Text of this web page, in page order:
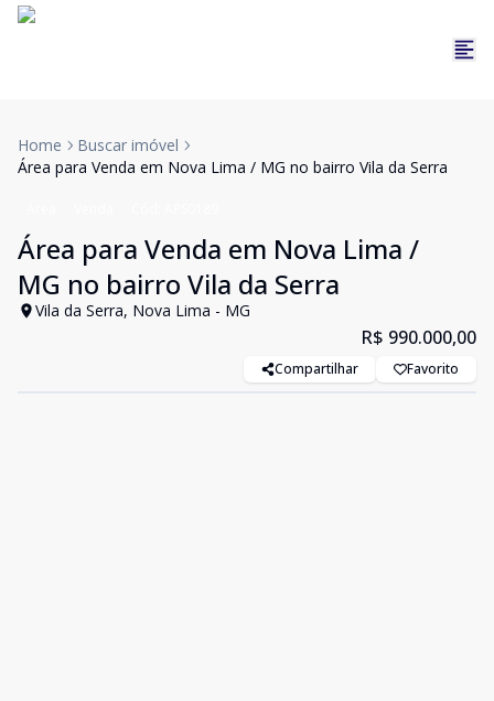
Home
Buscar imóvel
Área para Venda em Nova Lima / MG no bairro Vila da Serra
Área para Venda em Nova Lima /
MG no bairro Vila da Serra
Vila da Serra, Nova Lima - MG
R$ 990.000,00
Compartilhar Favorito